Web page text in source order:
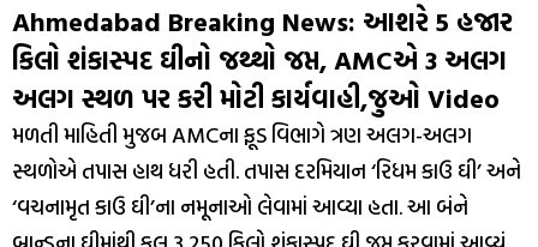
Ahmedabad Breaking News: આશરે 5 હજાર
કિલો શંકાસ્પદ ઘીનો જથ્થો જપ્ત, AMCએ 3 અલગ
અલગ સ્થળ પર કરી મોટી કાર્યવાહી,જુઓ Video
મળતી માહિતી મુજબ AMCના ફૂડ વિભાગે ત્રણ અલગ-અલગ
સ્થળોએ તપાસ હાથ ધરી હતી. તપાસ દરમિયાન ‘રિધમ કાઉ ઘી’ અને
‘વચનામૃત કાઉ ઘી’ના નમૂનાઓ લેવામાં આવ્યા હતા. આ બંને